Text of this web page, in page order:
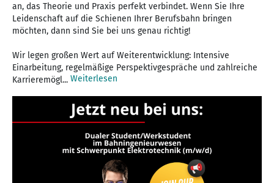
an, das Theorie und Praxis perfekt verbindet. Wenn Sie Ihre
Leidenschaft auf die Schienen Ihrer Berufsbahn bringen
möchten, dann sind Sie bei uns genau richtig!
Wir legen großen Wert auf Weiterentwicklung: Intensive
Einarbeitung, regelmäßige Perspektivgespräche und zahlreiche
Karrieremögl... Weiterlesen